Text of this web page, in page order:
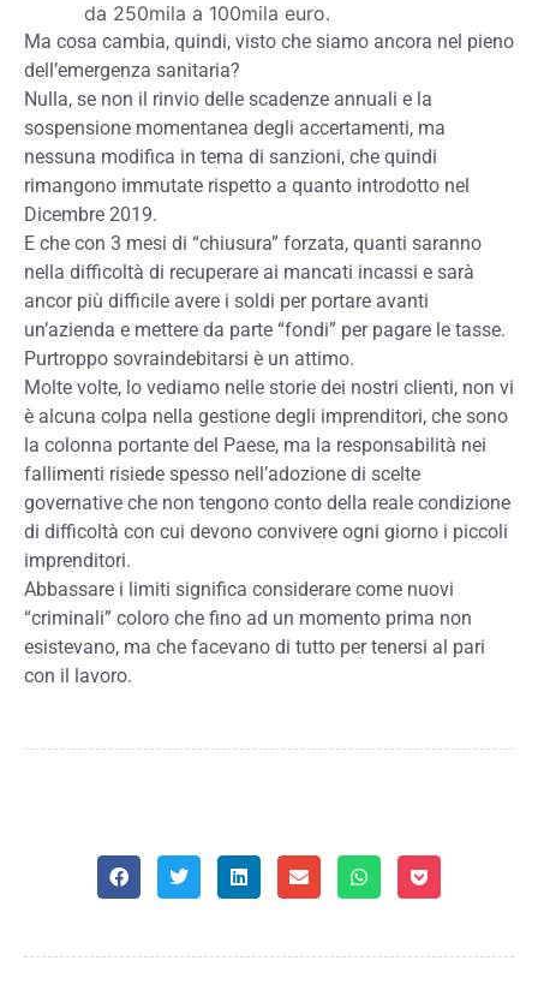
da 250mila a 100mila euro.
Ma cosa cambia, quindi, visto che siamo ancora nel pieno
dell’emergenza sanitaria?
Nulla, se non il rinvio delle scadenze annuali e la
sospensione momentanea degli accertamenti, ma
nessuna modifica in tema di sanzioni, che quindi
rimangono immutate rispetto a quanto introdotto nel
Dicembre 2019.
E che con 3 mesi di “chiusura” forzata, quanti saranno
nella difficoltà di recuperare ai mancati incassi e sarà
ancor più difficile avere i soldi per portare avanti
un’azienda e mettere da parte “fondi” per pagare le tasse.
Purtroppo sovraindebitarsi è un attimo.
Molte volte, lo vediamo nelle storie dei nostri clienti, non vi
è alcuna colpa nella gestione degli imprenditori, che sono
la colonna portante del Paese, ma la responsabilità nei
fallimenti risiede spesso nell’adozione di scelte
governative che non tengono conto della reale condizione
di difficoltà con cui devono convivere ogni giorno i piccoli
imprenditori.
Abbassare i limiti significa considerare come nuovi
“criminali” coloro che fino ad un momento prima non
esistevano, ma che facevano di tutto per tenersi al pari
con il lavoro.